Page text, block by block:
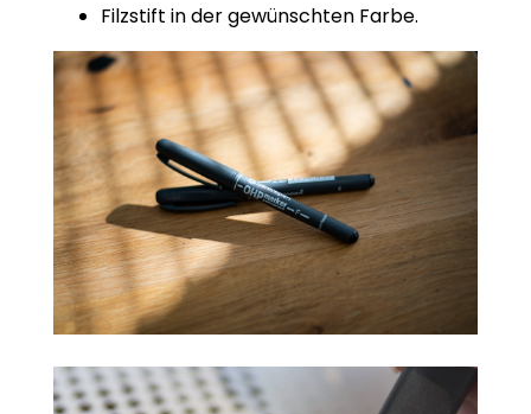
Filzstift in der gewünschten Farbe.